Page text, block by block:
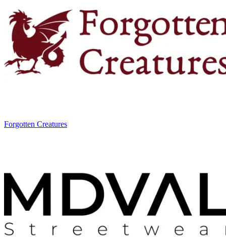
Forgotten Creatures